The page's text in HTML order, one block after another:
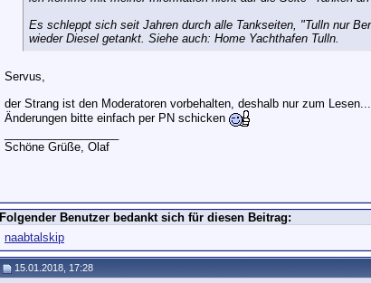
Es schleppt sich seit Jahren durch alle Tankseiten, "Tulln nur
wieder Diesel getankt. Siehe auch: Home Yachthafen Tulln.
Servus,
der Strang ist den Moderatoren vorbehalten, deshalb nur zum
Änderungen bitte einfach per PN schicken
Schöne Grüße, Olaf
Folgender Benutzer bedankt sich für diesen Beitrag:
naabtalskip
15.01.2018, 17:28